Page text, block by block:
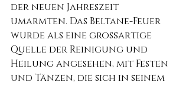
der neuen Jahreszeit
umarmten. Das Beltane-Feuer
wurde als eine großartige
Quelle der Reinigung und
Heilung angesehen, mit Festen
und Tänzen, die sich in seinem